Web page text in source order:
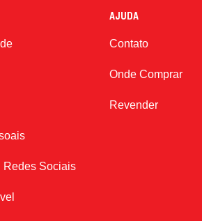
Redes Sociais
AJUDA
Contato
Onde Comprar
Revender